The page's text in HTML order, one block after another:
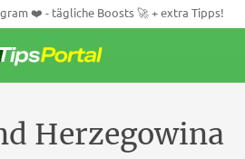
❤️ - tägliche Boosts 🚀 + extra Tipps!
Herzegowina